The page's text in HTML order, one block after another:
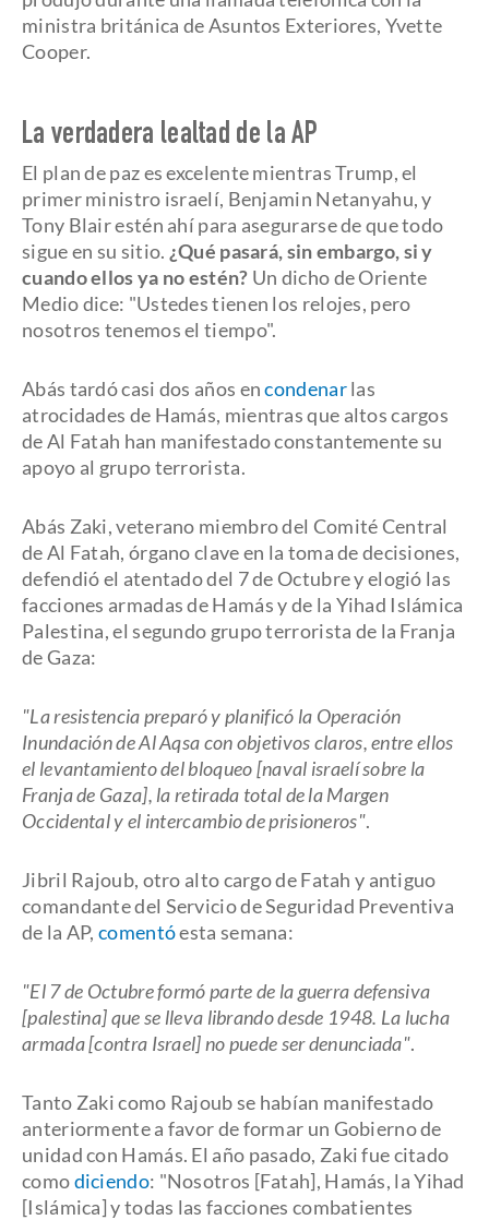
ministra británica de Asuntos Exteriores, Yvette
Cooper.
La verdadera lealtad de la AP
El plan de paz es excelente mientras Trump, el
primer ministro israelí, Benjamin Netanyahu, y
Tony Blair estén ahí para asegurarse de que todo
sigue en su sitio. ¿Qué pasará, sin embargo, si y
cuando ellos ya no estén? Un dicho de Oriente
Medio dice: "Ustedes tienen los relojes, pero
nosotros tenemos el tiempo".
Abás tardó casi dos años encondenarlas
atrocidades de Hamás, mientras que altos cargos
de Al Fatah han manifestado constantemente su
apoyo al grupo terrorista.
Abás Zaki, veterano miembro del Comité Central
de Al Fatah, órgano clave en la toma de decisiones,
defendió el atentado del 7 de Octubre y elogió las
facciones armadas de Hamás y de la Yihad Islámica
Palestina, el segundo grupo terrorista de la Franja
de Gaza:
"La resistencia preparó y planificó la Operación
Inundación de Al Aqsa con objetivos claros, entre ellos
el levantamiento del bloqueo [naval israelí sobre la
Franja de Gaza], la retirada total de la Margen
Occidental y el intercambio de prisioneros".
Jibril Rajoub, otro alto cargo de Fatah y antiguo
comandante del Servicio de Seguridad Preventiva
de la AP, comentóesta semana:
"El 7 de Octubre formó parte de la guerra defensiva
[palestina] que se lleva librando desde 1948. La lucha
armada [contra Israel] no puede ser denunciada".
Tanto Zaki como Rajoub se habían manifestado
anteriormente a favor de formar un Gobierno de
unidad con Hamás. El año pasado, Zaki fue citado
comodiciendo: "Nosotros [Fatah], Hamás, la Yihad
[Islámica] y todas las facciones combatientes